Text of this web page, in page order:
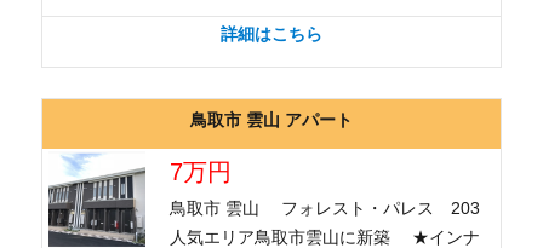
詳細はこちら
鳥取市 雲山 アパート
7万円
鳥取市 雲山 フォレスト・パレス 203
人気エリア鳥取市雲山に新築 ★インナ